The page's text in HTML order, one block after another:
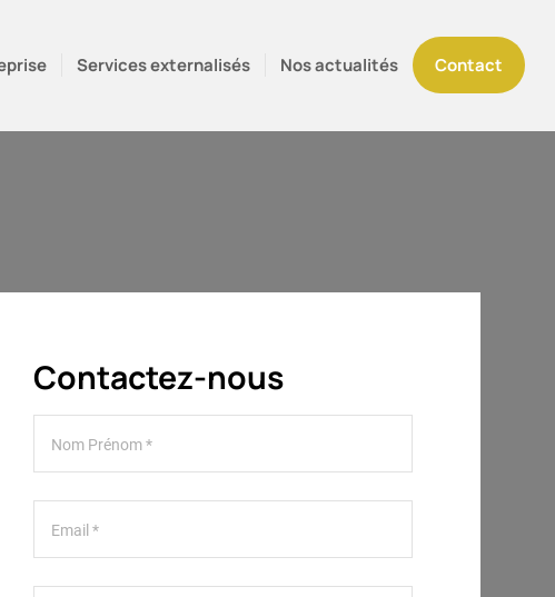
Services externalisés Nos actualités Contact
Contactez-nous